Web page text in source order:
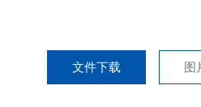
文件下载 图